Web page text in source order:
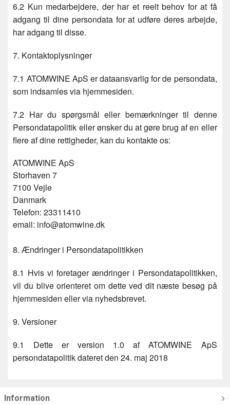
6.2 Kun medarbejdere, der har et reelt behov for at få
adgang til dine persondata for at udføre deres arbejde,
har adgang til disse.
7. Kontaktoplysninger
7.1 ATOMWINE ApS er dataansvarlig for de persondata,
som indsamles via hjemmesiden.
7.2 Har du spørgsmål eller bemærkninger til denne
Persondatapolitik eller ønsker du at gøre brug af en eller
flere af dine rettigheder, kan du kontakte os:
ATOMWINE ApS
Storhaven 7
7100 Vejle
Danmark
Telefon: 23311410
email: info@atomwine.dk
8. Ændringer i Persondatapolitikken
8.1 Hvis vi foretager ændringer i Persondatapolitikken,
vil du blive orienteret om dette ved dit næste besøg på
hjemmesiden eller via nyhedsbrevet.
9. Versioner
9.1 Dette er version 1.0 af ATOMWINE ApS
persondatapolitik dateret den 24. maj 2018
Information